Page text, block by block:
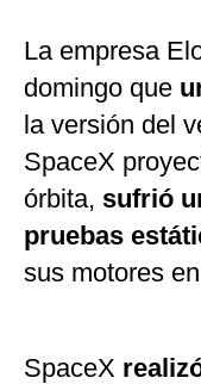
La empresa
domingo que
la versión del
SpaceX
órbita, sufrió
pruebas
sus motores
SpaceX